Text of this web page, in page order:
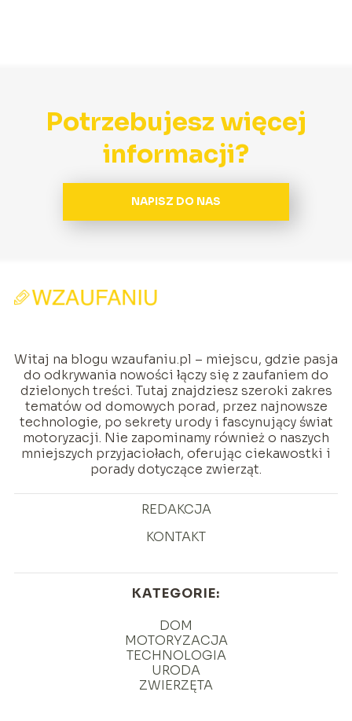
Potrzebujesz więcej
informacji?
NAPISZ DO NAS
Witaj na blogu wzaufaniu.pl – miejscu, gdzie pasja
do odkrywania nowości łączy się z zaufaniem do
dzielonych treści. Tutaj znajdziesz szeroki zakres
tematów od domowych porad, przez najnowsze
technologie, po sekrety urody i fascynujący świat
motoryzacji. Nie zapominamy również o naszych
mniejszych przyjaciołach, oferując ciekawostki i
porady dotyczące zwierząt.
REDAKCJA
KONTAKT
KATEGORIE:
DOM
MOTORYZACJA
TECHNOLOGIA
URODA
ZWIERZĘTA